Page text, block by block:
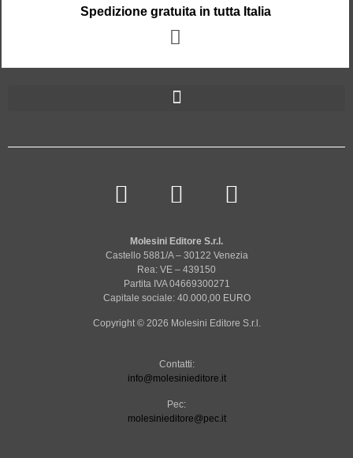
Spedizione gratuita in tutta Italia
Molesini Editore S.r.l.
Castello 5881/A – 30122 Venezia
Rea: VE – 439150
Partita IVA 04669300271
Capitale sociale: 40.000,00 EURO
Copyright © 2026 Molesini Editore S.r.l.
Contatti:
info@molesinieditore.it
Pec:
molesinieditore@pec.it